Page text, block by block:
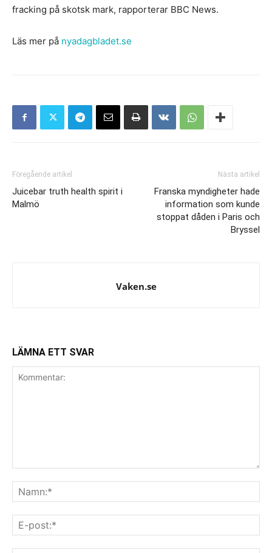
fracking på skotsk mark, rapporterar BBC News.
Läs mer på nyadagbladet.se
Föregående artikel
Juicebar truth health spirit i
Malmö
Nästa artikel
Franska myndigheter hade
information som kunde
stoppat dåden i Paris och
Bryssel
Vaken.se
LÄMNA ETT SVAR